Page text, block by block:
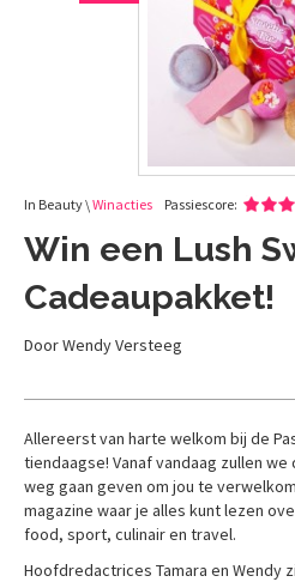
In Beauty \Winacties Passiescore:
Win een Lush
Cadeaupakket!
Door Wendy Versteeg
Allereerst van harte welkom bij de
tiendaagse! Vanaf vandaag zullen
weg gaan geven om jou te
magazine waar je alles kunt lezen
food, sport, culinair en travel.
Hoofdredactrices Tamara en Wendy